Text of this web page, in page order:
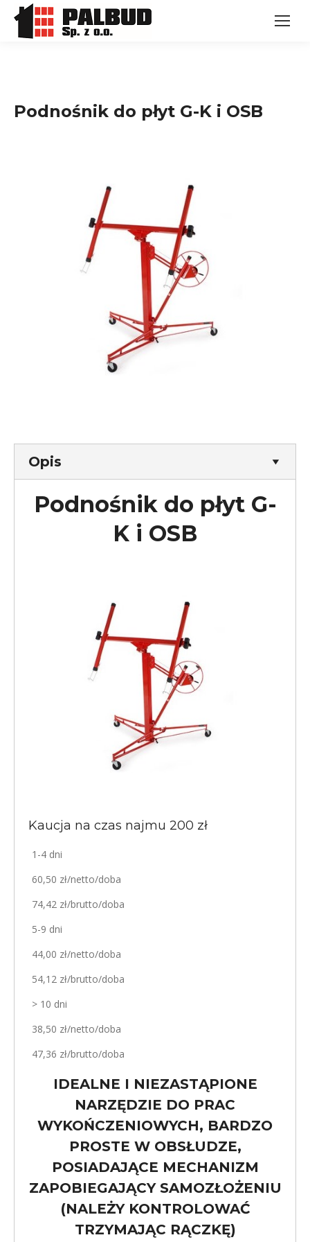
Podnośnik do płyt G-K i OSB
Opis
Podnośnik do płyt G-
K i OSB
Kaucja na czas najmu 200 zł
1-4 dni
60,50 zł/netto/doba
74,42 zł/brutto/doba
5-9 dni
44,00 zł/netto/doba
54,12 zł/brutto/doba
> 10 dni
38,50 zł/netto/doba
47,36 zł/brutto/doba
IDEALNE I NIEZASTĄPIONE
NARZĘDZIE DO PRAC
WYKOŃCZENIOWYCH, BARDZO
PROSTE W OBSŁUDZE,
POSIADAJĄCE MECHANIZM
ZAPOBIEGAJĄCY SAMOZŁOŻENIU
(NALEŻY KONTROLOWAĆ
TRZYMAJĄC RĄCZKĘ)